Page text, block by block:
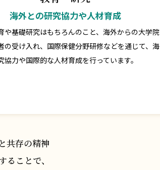
海外との研究協力や人材育成
や基礎研究はもちろんのこと、海外からの大学院
の受け入れ、国際保健分野研修などを通じて、海
協力や国際的な人材育成を行っています。
共存の精神
ことで、